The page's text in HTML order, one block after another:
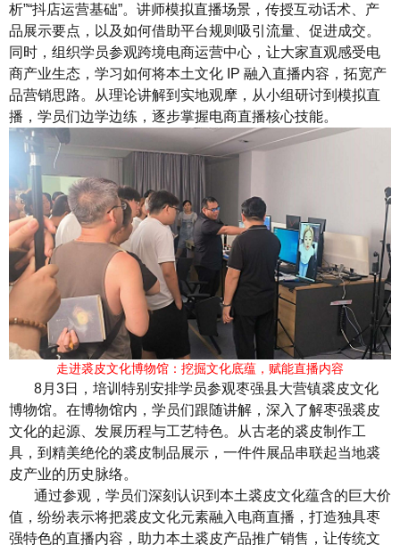
析”“抖店运营基础”。讲师模拟直播场景，传授互动话术、产
品展示要点，以及如何借助平台规则吸引流量、促进成交。
同时，组织学员参观跨境电商运营中心，让大家直观感受电
商产业生态，学习如何将本土文化 IP 融入直播内容，拓宽产
品营销思路。从理论讲解到实地观摩，从小组研讨到模拟直
播，学员们边学边练，逐步掌握电商直播核心技能。
走进裘皮文化博物馆：挖掘文化底蕴，赋能直播内容
8月3日，培训特别安排学员参观枣强县大营镇裘皮文化
博物馆。在博物馆内，学员们跟随讲解，深入了解枣强裘皮
文化的起源、发展历程与工艺特色。从古老的裘皮制作工
具，到精美绝伦的裘皮制品展示，一件件展品串联起当地裘
皮产业的历史脉络。
通过参观，学员们深刻认识到本土裘皮文化蕴含的巨大价
值，纷纷表示将把裘皮文化元素融入电商直播，打造独具枣
强特色的直播内容，助力本土裘皮产品推广销售，让传统文